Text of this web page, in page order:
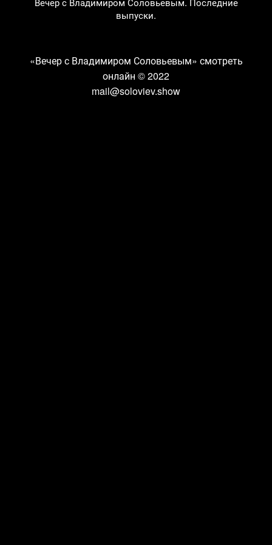
выпуски.
«Вечер с Владимиром Соловьевым» смотреть
онлайн © 2022
mail@soloviev.show